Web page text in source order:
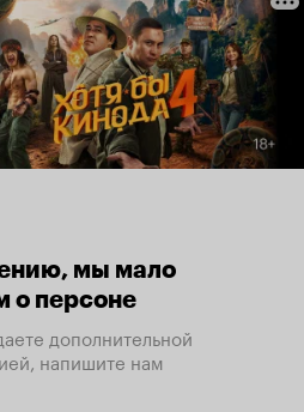
мы мало
о персоне
дополнительной
напишите нам